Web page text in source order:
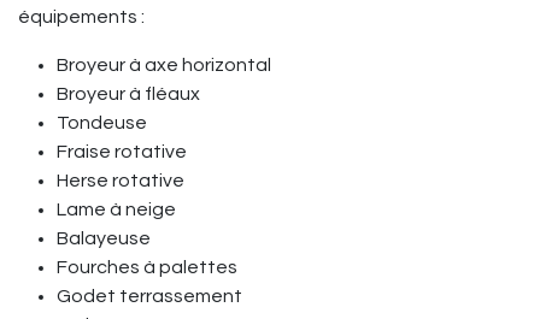
équipements :
Broyeur à axe horizontal
Broyeur à fléaux
Tondeuse
Fraise rotative
Herse rotative
Lame à neige
Balayeuse
Fourches à palettes
Godet terrassement